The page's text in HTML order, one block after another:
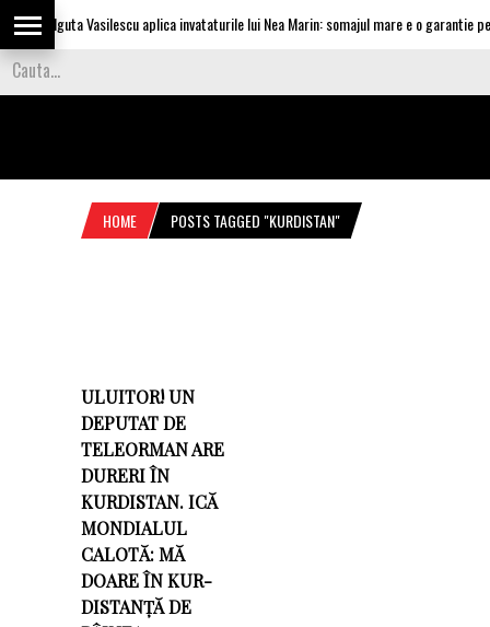
Olguta Vasilescu aplica invataturile lui Nea Marin: somajul mare e o garantie
HOME POSTS TAGGED "KURDISTAN"
ULUITOR! UN
DEPUTAT DE
TELEORMAN ARE
DURERI ÎN
KURDISTAN. ICĂ
MONDIALUL
CALOTĂ: MĂ
DOARE ÎN KUR-
DISTANȚĂ DE